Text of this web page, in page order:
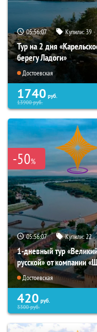
05:56:06 Купили:39
Тур на 2 дня
берегу Ладоги»
Достоевская
1740 руб.
13900руб.
-50%
05:56:06 Купили:22
1-дневный тур
русской» от компании
Достоевская
420 руб.
3300руб.